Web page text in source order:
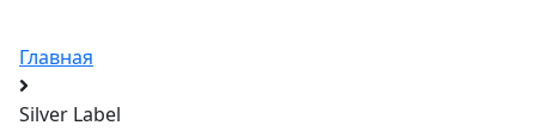
Главная
Silver Label